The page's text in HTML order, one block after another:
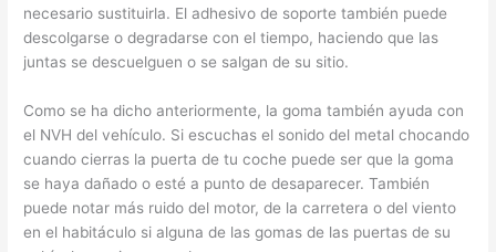
necesario sustituirla. El adhesivo de soporte también puede
descolgarse o degradarse con el tiempo, haciendo que las
juntas se descuelguen o se salgan de su sitio.
Como se ha dicho anteriormente, la goma también ayuda con
el NVH del vehículo. Si escuchas el sonido del metal chocando
cuando cierras la puerta de tu coche puede ser que la goma
se haya dañado o esté a punto de desaparecer. También
puede notar más ruido del motor, de la carretera o del viento
en el habitáculo si alguna de las gomas de las puertas de su